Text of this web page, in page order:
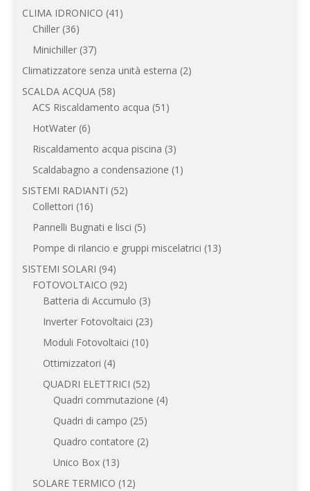
CLIMA IDRONICO 41 41
Chiller 3636
prodotti
Minichiller 3737
Climatizzatore senza unità esterna 22
SCALDA ACQUA 5858
prodotti
ACS Riscaldamento acqua 51 51
HotWater 66
prodotti
Riscaldamento acqua piscina 33
prodotti
Scaldabagno a condensazione 1 1
SISTEMI RADIANTI 5252
Collettori 1616
prodotti
Pannelli Bugnati e lisci 55
prodotti
Pompe di rilancio e gruppi miscelatrici 1313
SISTEMI SOLARI 9494
prodotti
FOTOVOLTAICO 9292
prodotti
Batteria di Accumulo 33
prodotti
Inverter Fotovoltaici 2323
Moduli Fotovoltaici 1010
Ottimizzatori 44
prodotti
QUADRI ELETTRICI 5252
prodotti
Quadri commutazione 44
Quadri di campo 2525
prodotti
Quadro contatore 22
Unico Box 1313
prodotti
SOLARE TERMICO 1212